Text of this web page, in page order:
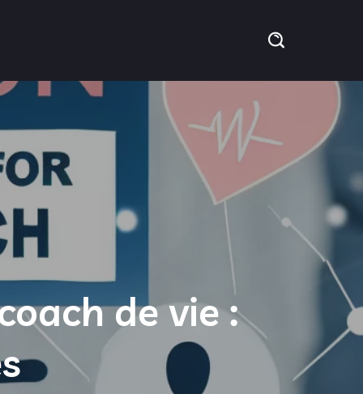
de vie :